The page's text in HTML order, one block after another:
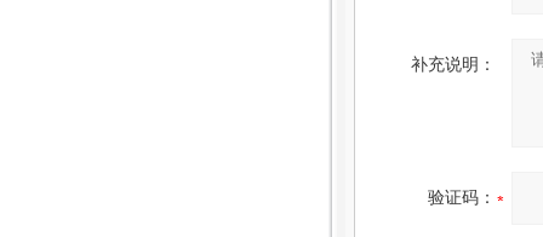
补充说明：
验证码：